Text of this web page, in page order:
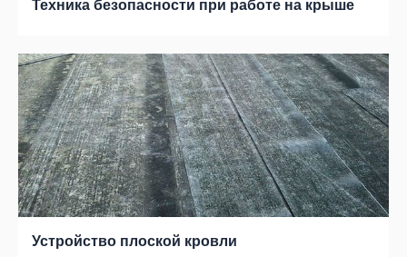
Устройство плоской кровли